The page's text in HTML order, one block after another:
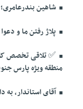
شاهین
پلاژ رفتن ما و
✅️ تلاقی تخصص
منطقه ویژه پارس
آقای استاندار،